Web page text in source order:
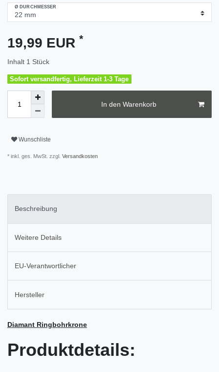
Ø DURCHMESSER
19,99 EUR *
Inhalt 1 Stück
Sofort versandfertig, Lieferzeit 1-3 Tage
In den Warenkorb
Wunschliste
* inkl. ges. MwSt. zzgl. Versandkosten
Beschreibung
Weitere Details
EU-Verantwortlicher
Hersteller
Diamant Ringbohrkrone
Produktdetails: